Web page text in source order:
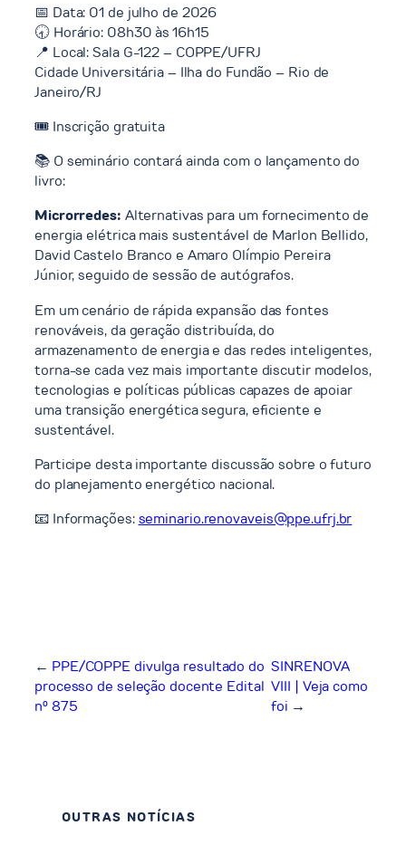
📅 Data: 01 de julho de 2026
🕣 Horário: 08h30 às 16h15
📍 Local: Sala G-122 – COPPE/UFRJ
Cidade Universitária – Ilha do Fundão – Rio de
Janeiro/RJ
🎟️ Inscrição gratuita
📚 O seminário contará ainda com o lançamento do
livro:
Microrredes: Alternativas para um fornecimento de
energia elétrica mais sustentável de Marlon Bellido,
David Castelo Branco e Amaro Olímpio Pereira
Júnior, seguido de sessão de autógrafos.
Em um cenário de rápida expansão das fontes
renováveis, da geração distribuída, do
armazenamento de energia e das redes inteligentes,
torna-se cada vez mais importante discutir modelos,
tecnologias e políticas públicas capazes de apoiar
uma transição energética segura, eficiente e
sustentável.
Participe desta importante discussão sobre o futuro
do planejamento energético nacional.
📧 Informações:seminario.renovaveis@ppe.ufrj.br
← PPE/COPPE divulga resultado do
processo de seleção docente Edital
nº 875
SINRENOVA
VIII | Veja como
foi →
OUTRAS NOTÍCIAS